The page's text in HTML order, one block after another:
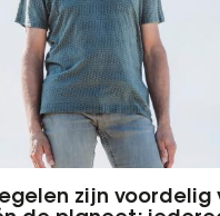
zijn voordelig